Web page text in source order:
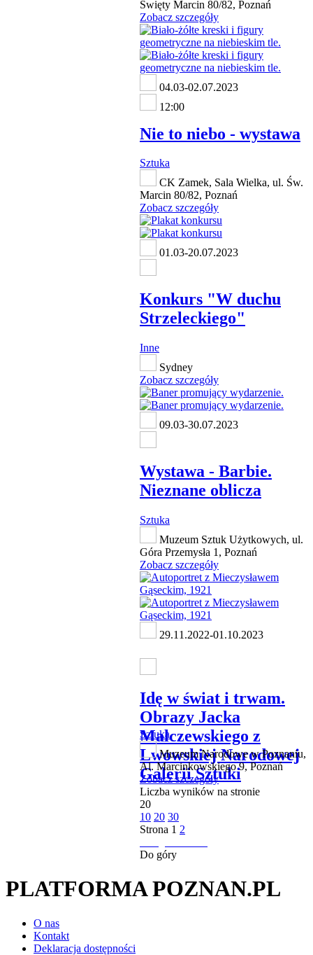
Święty Marcin 80/82, Poznań
Zobacz szczegóły
04.03-02.07.2023
12:00
Nie to niebo - wystawa
Sztuka
CK Zamek, Sala Wielka, ul. Św.
Marcin 80/82, Poznań
Zobacz szczegóły
01.03-20.07.2023
Konkurs "W duchu
Strzeleckiego"
Inne
Sydney
Zobacz szczegóły
09.03-30.07.2023
Wystawa - Barbie.
Nieznane oblicza
Sztuka
Muzeum Sztuk Użytkowych, ul.
Góra Przemysła 1, Poznań
Zobacz szczegóły
29.11.2022-01.10.2023
Idę w świat i trwam.
Obrazy Jacka
Malczewskiego z
Lwowskiej Narodowej
Galerii Sztuki
Sztuka
Muzeum Narodowe w Poznaniu,
Al. Marcinkowskiego 9, Poznań
Zobacz szczegóły
Liczba wyników na stronie
20
10 20 30
Strona 1 2
Do góry
PLATFORMA POZNAN.PL
O nas
Kontakt
Deklaracja dostępności